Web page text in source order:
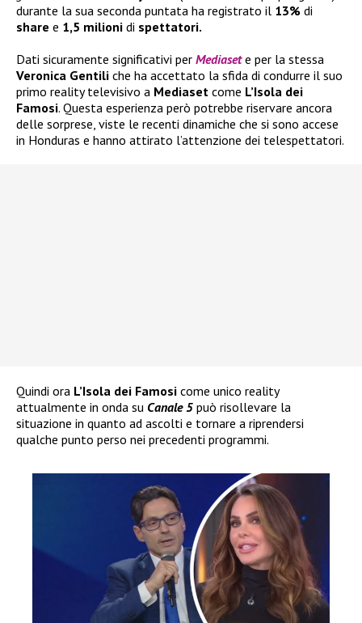
durante la sua seconda puntata ha registrato il 13% di
share e 1,5 milioni di spettatori.
Dati sicuramente significativi per Mediasete per la stessa
Veronica Gentili che ha accettato la sfida di condurre il suo
primo reality televisivo a Mediaset come L’Isola dei
Famosi. Questa esperienza però potrebbe riservare ancora
delle sorprese, viste le recenti dinamiche che si sono accese
in Honduras e hanno attirato l’attenzione dei telespettatori.
Quindi ora L’Isola dei Famosi come unico reality
attualmente in onda su Canale 5 può risollevare la
situazione in quanto ad ascolti e tornare a riprendersi
qualche punto perso nei precedenti programmi.